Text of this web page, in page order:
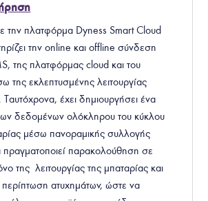
την πλατφόρμα Dyness Smart Cloud
την online και offline σύνδεση
της πλατφόρμας cloud και του
της εκλεπτυσμένης λειτουργίας
Ταυτόχρονα, έχει δημιουργήσει ένα
δεδομένων ολόκληρου του κύκλου
μέσω πανοραμικής συλλογής
παρακολούθηση σε
της λειτουργίας της μπαταρίας και
ατυχημάτων, ώστε να